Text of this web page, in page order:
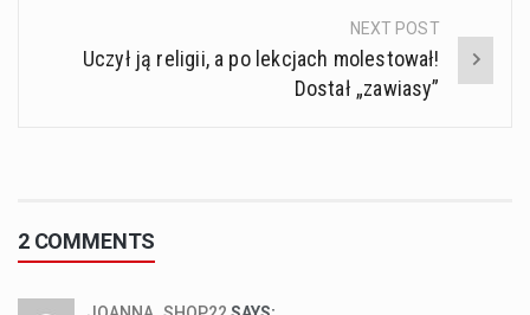
NEXT POST
Uczył ją religii, a po lekcjach molestował!
Dostał „zawiasy”
2 COMMENTS